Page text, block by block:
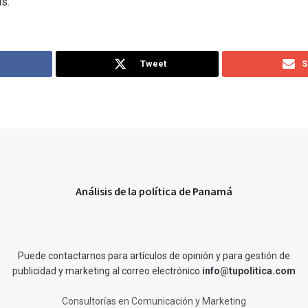
Tweet
Análisis de la política de Panamá
Puede contactarnos para artículos de opinión y para gestión de
publicidad y marketing al correo electrónico info@tupolitica.com
Consultorías en Comunicación y Marketing